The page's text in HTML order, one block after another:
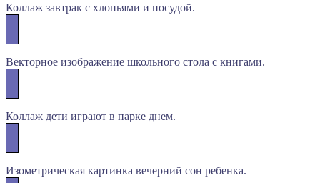
Коллаж завтрак с хлопьями и посудой.
Векторное изображение школьного стола с книгами.
Коллаж дети играют в парке днем.
Изометрическая картинка вечерний сон ребенка.